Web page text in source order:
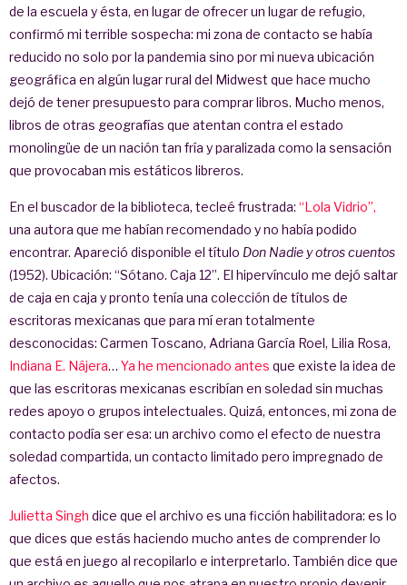
de la escuela y ésta, en lugar de ofrecer un lugar de refugio,
confirmó mi terrible sospecha: mi zona de contacto se había
reducido no solo por la pandemia sino por mi nueva ubicación
geográfica en algún lugar rural del Midwest que hace mucho
dejó de tener presupuesto para comprar libros. Mucho menos,
libros de otras geografías que atentan contra el estado
monolingüe de un nación tan fría y paralizada como la sensación
que provocaban mis estáticos libreros.
En el buscador de la biblioteca, tecleé frustrada: “Lola Vidrio”,
una autora que me habían recomendado y no había podido
encontrar. Apareció disponible el título Don Nadie y otros cuentos
(1952). Ubicación: “Sótano. Caja 12”. El hipervínculo me dejó saltar
de caja en caja y pronto tenía una colección de títulos de
escritoras mexicanas que para mí eran totalmente
desconocidas: Carmen Toscano, Adriana García Roel, Lilia Rosa,
Indiana E. Nájera… Ya he mencionado antes que existe la idea de
que las escritoras mexicanas escribían en soledad sin muchas
redes apoyo o grupos intelectuales. Quizá, entonces, mi zona de
contacto podía ser esa: un archivo como el efecto de nuestra
soledad compartida, un contacto limitado pero impregnado de
afectos.
Julietta Singh dice que el archivo es una ficción habilitadora: es lo
que dices que estás haciendo mucho antes de comprender lo
que está en juego al recopilarlo e interpretarlo. También dice que